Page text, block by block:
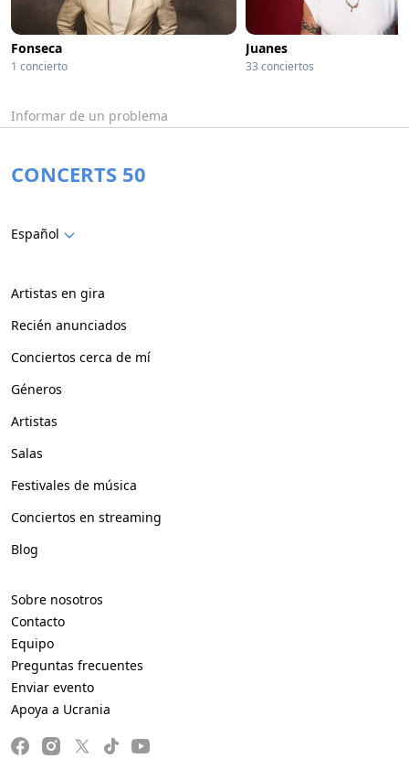
Fonseca
1 concierto
Juanes
33 conciertos
Informar de un problema
CONCERTS 50
Español
Artistas en gira
Recién anunciados
Conciertos cerca de mí
Géneros
Artistas
Salas
Festivales de música
Conciertos en streaming
Blog
Sobre nosotros
Contacto
Equipo
Preguntas frecuentes
Enviar evento
Apoya a Ucrania